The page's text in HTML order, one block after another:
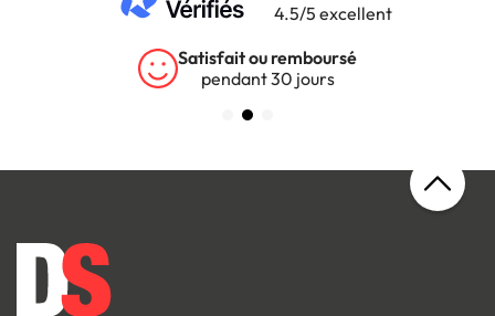
4.5/5 excellent
Satisfait ou remboursé
pendant 30 jours